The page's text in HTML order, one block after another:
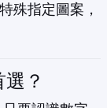
殊指定圖案，
？